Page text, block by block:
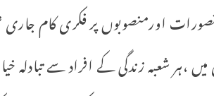
اورمنصوبوں پر فکری کام جاری
،ہر شعبہ زندگی کے افراد سے تبادلہ